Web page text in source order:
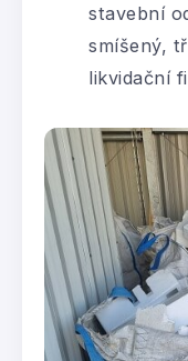
stavební
smíšený,
likvidační